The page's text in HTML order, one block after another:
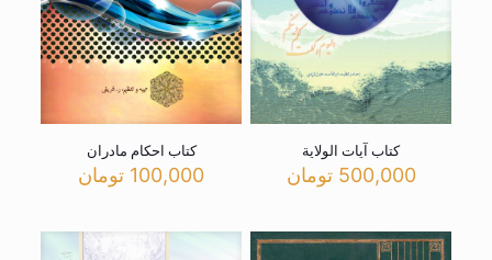
کتاب آیات الولایة
500,000 تومان
کتاب احکام مادران
100,000 تومان